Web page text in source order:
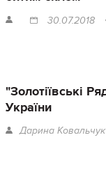
30.07.2018
"Золотіївські
України
Дарина Ковальчук